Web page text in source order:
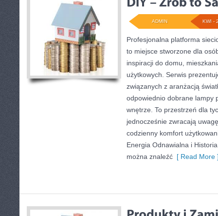
KWI -
ADMIN
Profesjonalna platforma
to miejsce stworzone dla
inspiracji do domu,
użytkowych. Serwis
związanych z aranżacją
odpowiednio dobrane lampy
wnętrze. To przestrzeń dla
jednocześnie zwracają
codzienny komfort
Energia Odnawialna i
można znaleźć [ Read More